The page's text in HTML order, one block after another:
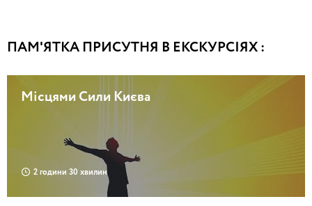
ПАМ'ЯТКА ПРИСУТНЯ В ЕКСКУРСІЯХ :
Місцями Сили Києва
2 години 30 хвилин